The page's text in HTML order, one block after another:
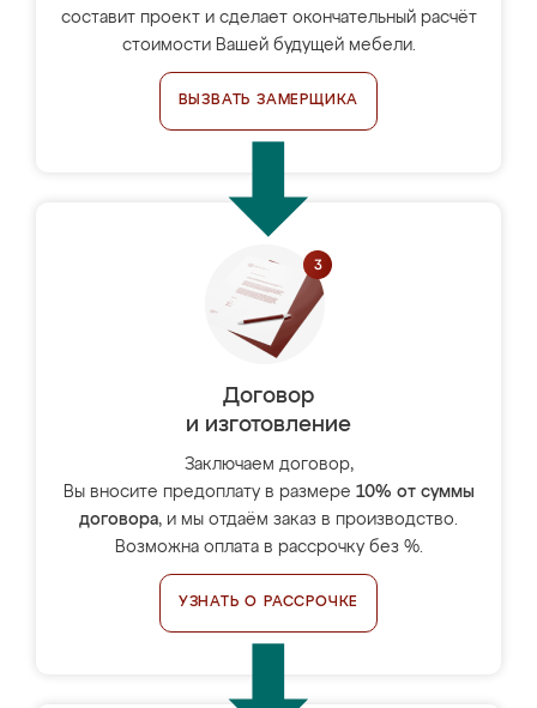
составит проект и сделает окончательный расчёт
стоимости Вашей будущей мебели.
ВЫЗВАТЬ ЗАМЕРЩИКА
Договор
и изготовление
Заключаем договор,
Вы вносите предоплату в размере 10% от суммы
договора, и мы отдаём заказ в производство.
Возможна оплата в рассрочку без %.
УЗНАТЬ О РАССРОЧКЕ